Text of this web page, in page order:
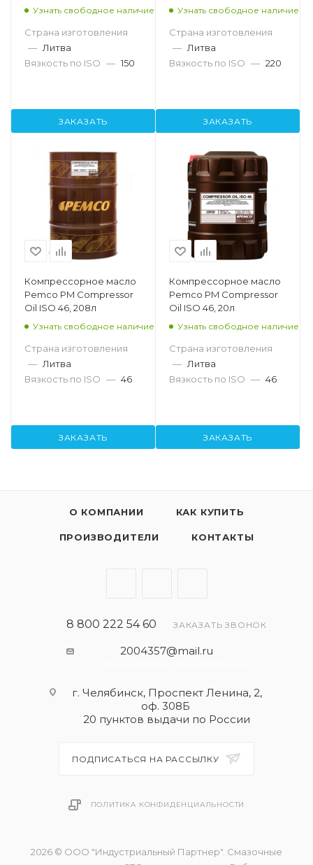
Узнать свободное наличие
Страна изготовления
— Литва
Вязкость по ISO — 150
ЗАКАЗАТЬ
Узнать свободное наличие
Страна изготовления
— Литва
Вязкость по ISO — 220
ЗАКАЗАТЬ
Компрессорное масло
Pemco PM Compressor
Oil ISO 46, 208л
Узнать свободное наличие
Страна изготовления
— Литва
Вязкость по ISO — 46
ЗАКАЗАТЬ
Компрессорное масло
Pemco PM Compressor
Oil ISO 46, 20л
Узнать свободное наличие
Страна изготовления
— Литва
Вязкость по ISO — 46
ЗАКАЗАТЬ
О КОМПАНИИ КАК КУПИТЬ
ПРОИЗВОДИТЕЛИ КОНТАКТЫ
8 800 222 54 60 ЗАКАЗАТЬ ЗВОНОК
2004357@mail.ru
г. Челябинск, Проспект Ленина, 2,
оф. 308Б
20 пунктов выдачи по России
ПОДПИСАТЬСЯ НА РАССЫЛКУ
ПОЛИТИКА КОНФИДЕНЦИАЛЬНОСТИ
2026 © ООО "Индустриальный Партнер". Смазочные